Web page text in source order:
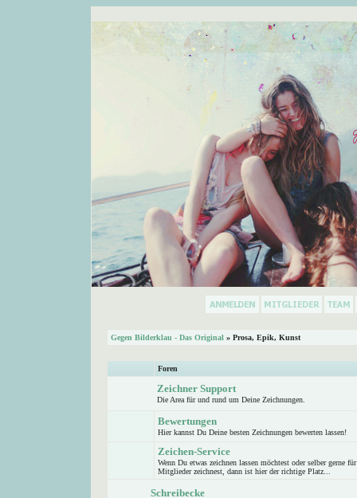
Gegen Bilderklau - Das Original » Prosa, Epik, Kunst
Foren
Zeichner Support
Die Area für und rund um Deine Zeichnungen.
Bewertungen
Hier kannst Du Deine besten Zeichnungen bewerten lassen!
Zeichen-Service
Wenn Du etwas zeichnen lassen möchtest oder selber gerne für
Mitglieder zeichnest, dann ist hier der richtige Platz...
Schreibecke